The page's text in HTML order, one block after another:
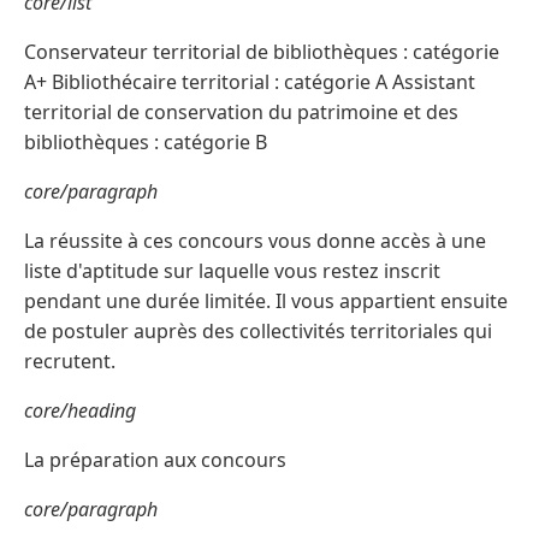
Conservateur territorial de bibliothèques : catégorie
A+ Bibliothécaire territorial : catégorie A Assistant
territorial de conservation du patrimoine et des
bibliothèques : catégorie B
core/paragraph
La réussite à ces concours vous donne accès à une
liste d'aptitude sur laquelle vous restez inscrit
pendant une durée limitée. Il vous appartient ensuite
de postuler auprès des collectivités territoriales qui
recrutent.
core/heading
La préparation aux concours
core/paragraph